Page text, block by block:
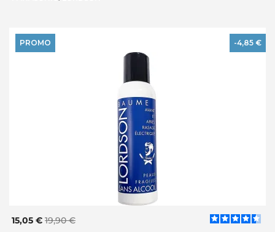
PROMO -4,85 €
15,05 € 19,90 €